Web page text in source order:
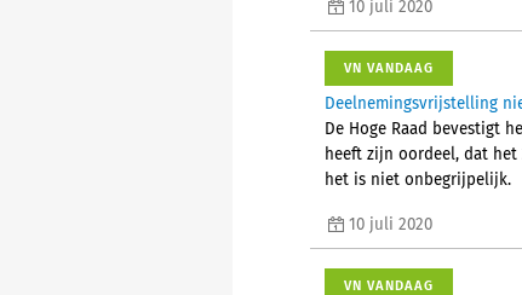
10 juli 2020
VN VANDAAG
Deelnemingsvrijstelling
De Hoge Raad bevestigt
heeft zijn oordeel, dat
het is niet onbegrijpelijk.
10 juli 2020
VN VANDAAG